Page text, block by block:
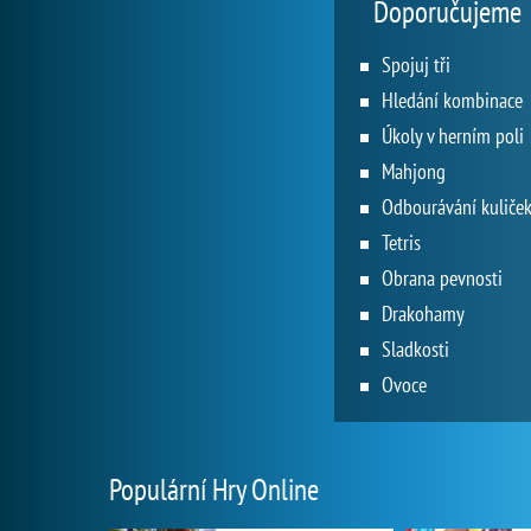
Doporučujeme
Spojuj tři
Hledání kombinace
Úkoly v herním poli
Mahjong
Odbourávání kuliček
Tetris
Obrana pevnosti
Drakohamy
Sladkosti
Ovoce
Populární Hry Online